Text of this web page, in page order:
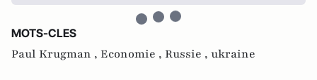
MOTS-CLES
Paul Krugman , Economie , Russie , ukraine